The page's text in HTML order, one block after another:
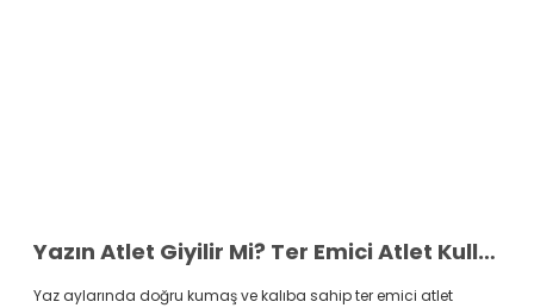
Yazın Atlet Giyilir Mi? Ter Emici Atlet Kullanmanın Avantajları
Yaz aylarında doğru kumaş ve kalıba sahip ter emici atlet